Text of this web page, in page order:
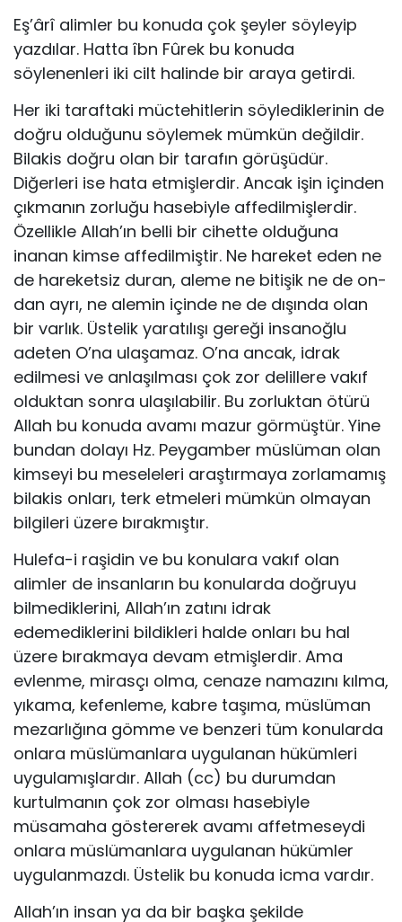
Eş’ârî alimler bu konuda çok şeyler söyleyip
yazdılar. Hatta îbn Fûrek bu ko­nuda
söylenenleri iki cilt halinde bir araya getirdi.
Her iki taraftaki müctehitlerin söylediklerinin de
doğru olduğunu söyle­mek mümkün değildir.
Bilakis doğru olan bir tarafın görüşüdür.
Diğerleri ise hata etmişlerdir. Ancak işin içinden
çıkmanın zorluğu hasebiyle affedilmişlerdir.
Özellikle Allah’ın belli bir cihette olduğuna
inanan kimse affedilmiştir. Ne hareket eden ne
de hareketsiz duran, aleme ne bitişik ne de on­
dan ayrı, ne alemin içinde ne de dışında olan
bir varlık. Üstelik yaratılışı ge­reği insanoğlu
adeten O’na ulaşamaz. O’na ancak, idrak
edilmesi ve anlaşıl­ması çok zor delillere vakıf
olduktan sonra ulaşılabilir. Bu zorluktan ötürü
Allah bu konuda avamı mazur görmüştür. Yine
bundan dolayı Hz. Pey­gamber müslüman olan
kimseyi bu meseleleri araştırmaya zorlamamış
bi­lakis onları, terk etmeleri mümkün olmayan
bilgileri üzere bırakmıştır.
Hulefa-i raşidin ve bu konulara vakıf olan
alimler de insanların bu konularda doğruyu
bilmediklerini, Allah’ın zatını idrak
edemediklerini bildikleri hal­de onları bu hal
üzere bırakmaya devam etmişlerdir. Ama
evlenme, miras­çı olma, cenaze namazını kılma,
yıkama, kefenleme, kabre taşıma, müslü­man
mezarlığına gömme ve benzeri tüm konularda
onlara müslümanlara uygulanan hükümleri
uygulamışlardır. Allah (cc) bu durumdan
kurtulma­nın çok zor olması hasebiyle
müsamaha göstererek avamı affetmeseydi
on­lara müslümanlara uygulanan hükümler
uygulanmazdı. Üstelik bu konuda icma vardır.
Allah’ın insan ya da bir başka şekilde